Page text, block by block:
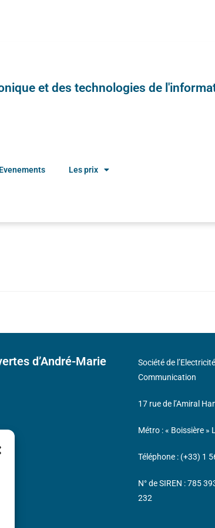
et des technologies de
Evenements Les prix
d’André-Marie
Société de
Communication
17 rue de l’Amiral
Métro : « Boissière »
Téléphone : (+33) 1
N° de SIREN : 785
232